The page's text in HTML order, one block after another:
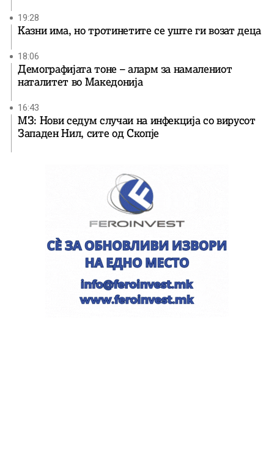
19:28
Казни има, но тротинетите се уште ги возат деца
18:06
Демографијата тоне – аларм за намалениот
наталитет во Македонија
16:43
МЗ: Нови седум случаи на инфекција со вирусот
Западен Нил, сите од Скопје